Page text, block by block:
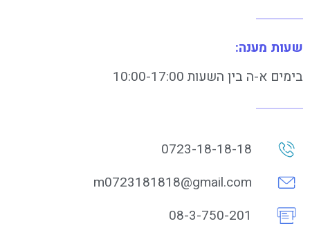
שעות מענה:
בימים א-ה בין השעות 10:00-17:00
0723-18-18-18
m0723181818@gmail.com
08-3-750-201